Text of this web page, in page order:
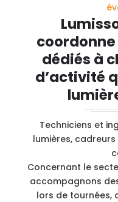
dédiés à
d’activité
Techniciens et
lumières,
Concernant le
accompagnons
lors de tournées,